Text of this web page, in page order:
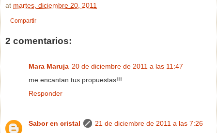
at martes, diciembre 20, 2011
Compartir
2 comentarios:
Mara Maruja 20 de diciembre de 2011 a las 11:47
me encantan tus propuestas!!!
Responder
Sabor en cristal
21 de diciembre de 2011 a las 7:26